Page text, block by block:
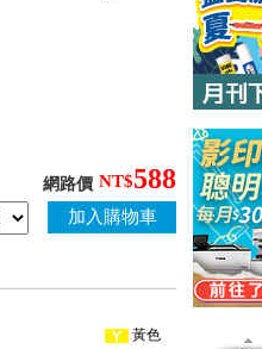
網路價 NT$588
加入購物車
黃色